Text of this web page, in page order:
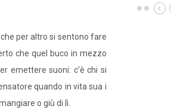
per altro si sentono fare
che quel buco in mezzo
emettere suoni: c'è chi si
quando in vita sua i
o giù di lì.